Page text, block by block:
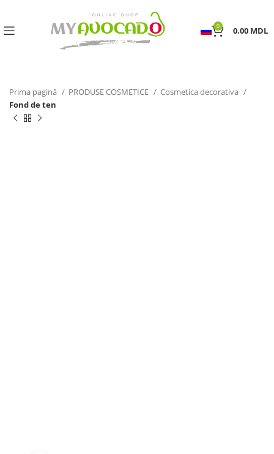
0 0.00 MDL
Prima pagină PRODUSE COSMETICE
Cosmetica decorativa
Fond de ten